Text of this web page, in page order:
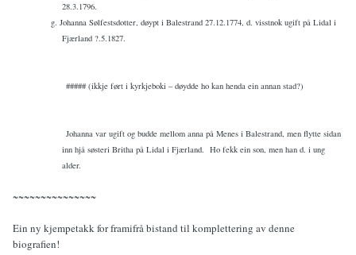
28.3.1796.
g. Johanna Sølfestsdotter, døypt i Balestrand 27.12.1774, d. visstnok ugift på Lidal i
Fjærland ?.5.1827.
##### (ikkje ført i kyrkjeboki – døydde ho kan henda ein annan stad?)
Johanna var ugift og budde mellom anna på Menes i Balestrand, men flytte sidan
inn hjå søsteri Britha på Lidal i Fjærland. Ho fekk ein son, men han d. i ung
alder.
~~~~~~~~~~~~~~~
Ein ny kjempetakk for framifrå bistand til komplettering av denne
biografien!